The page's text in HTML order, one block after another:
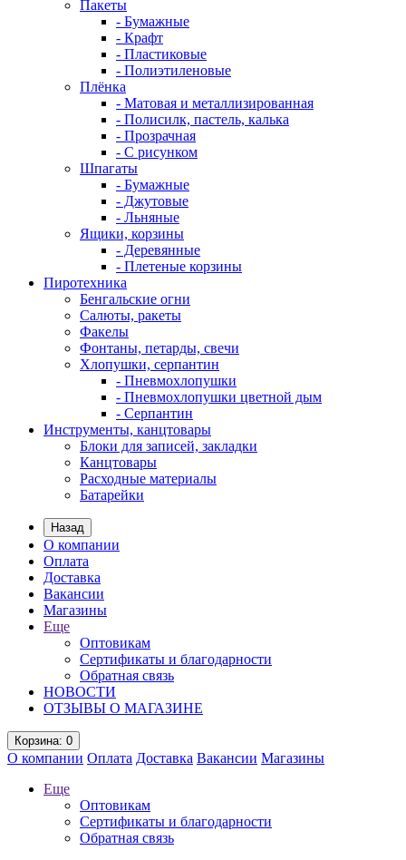
Пакеты
- Бумажные
- Крафт
- Пластиковые
- Полиэтиленовые
Плёнка
- Матовая и металлизированная
- Полисилк, пастель, калька
- Прозрачная
- С рисунком
Шпагаты
- Бумажные
- Джутовые
- Льняные
Ящики, корзины
- Деревянные
- Плетеные корзины
Пиротехника
Бенгальские огни
Салюты, ракеты
Факелы
Фонтаны, петарды, свечи
Хлопушки, серпантин
- Пневмохлопушки
- Пневмохлопушки цветной дым
- Серпантин
Инструменты, канцтовары
Блоки для записей, закладки
Канцтовары
Расходные материалы
Батарейки
Назад
О компании
Оплата
Доставка
Вакансии
Магазины
Еще
Оптовикам
Сертификаты и благодарности
Обратная связь
НОВОСТИ
ОТЗЫВЫ О МАГАЗИНЕ
Корзина: 0
О компании Оплата Доставка Вакансии Магазины
Еще
Оптовикам
Сертификаты и благодарности
Обратная связь